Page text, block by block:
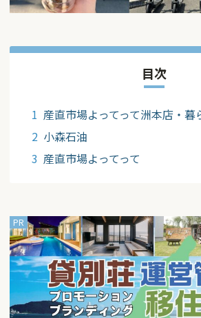
目次
産直市場よってって洲本店・暮
小森石油
産直市場よってって